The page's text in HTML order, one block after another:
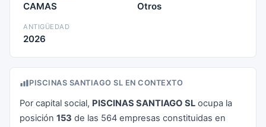
CAMAS Otros
ANTIGÜEDAD
2026
PISCINAS SANTIAGO SL EN CONTEXTO
Por capital social, PISCINAS SANTIAGO SL ocupa la
posición 153 de las 564 empresas constituidas en